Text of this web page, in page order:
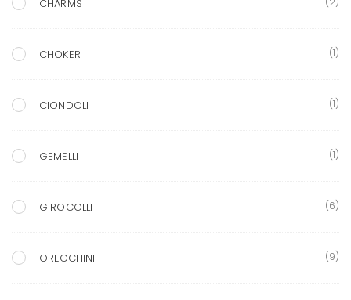
CHARMS
CHOKER (1)
CIONDOLI (1)
GEMELLI (1)
GIROCOLLI (6)
ORECCHINI (9)